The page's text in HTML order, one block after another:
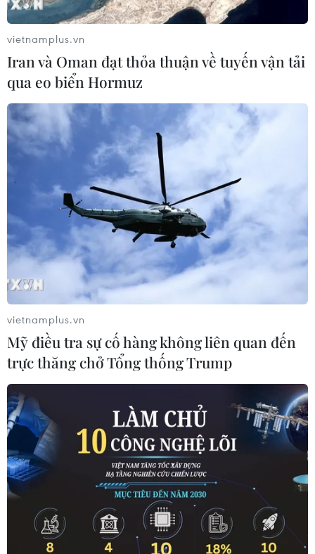
Phiến quân tiến hành đợt tấn công chưa
từng thấy tại Myanmar
15/08/2019 09:36
Các tay súng nổi dậy tại Myanmar đã tiến hành 5 vụ
tấn công tại 5 địa điểm khác nhau ở bang Shan, miền
Đông Myanmar, nhằm vào các lực lượng an ninh làm
một dân thường thiệt mạng.
LHQ tái khởi động kế hoạch hồi hương
người Rohingya về Myanmar
16/08/2019 11:41
vietnamplus.vn
Iran và Oman đạt thỏa thuận về tuyến vận tải
qua eo biển Hormuz
vietnamplus.vn
Mỹ điều tra sự cố hàng không liên quan đến
trực thăng chở Tổng thống Trump